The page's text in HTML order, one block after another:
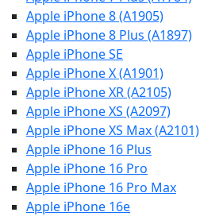
Apple iPhone 8 (A1905)
Apple iPhone 8 Plus (A1897)
Apple iPhone SE
Apple iPhone X (A1901)
Apple iPhone XR (A2105)
Apple iPhone XS (A2097)
Apple iPhone XS Max (A2101)
Apple iPhone 16 Plus
Apple iPhone 16 Pro
Apple iPhone 16 Pro Max
Apple iPhone 16e